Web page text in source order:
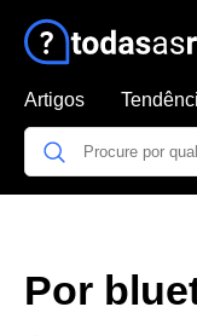
Artigos
Por